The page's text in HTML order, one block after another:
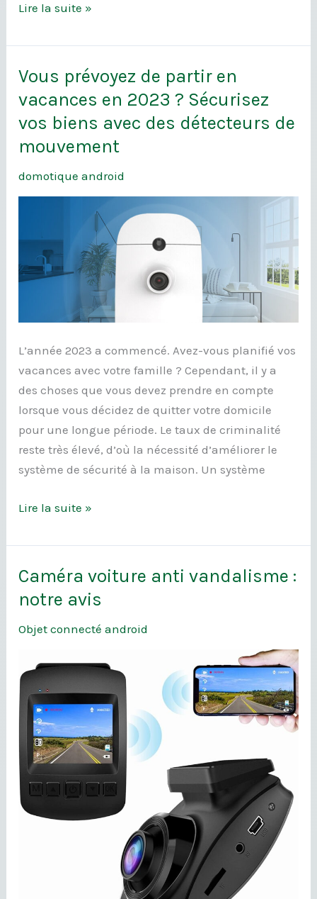
Lire la suite »
Vous prévoyez de partir en
vacances en 2023 ? Sécurisez
vos biens avec des détecteurs de
mouvement
domotique android
L’année 2023 a commencé. Avez-vous planifié vos
vacances avec votre famille ? Cependant, il y a
des choses que vous devez prendre en compte
lorsque vous décidez de quitter votre domicile
pour une longue période. Le taux de criminalité
reste très élevé, d’où la nécessité d’améliorer le
système de sécurité à la maison. Un système
Vous
prévoyez
partir
en
vacances
Sécurisez
vos
détecteurs
de
mouvement
Lire la suite »
Caméra voiture anti vandalisme :
notre avis
Objet connecté android
Caméra
voiture
vandalisme
notre
avis